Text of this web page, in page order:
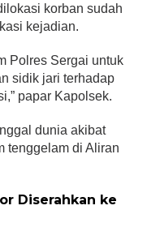
korban sudah
kejadian.
Polres Sergai untuk
sidik jari terhadap
papar Kapolsek.
dunia akibat
tenggelam di Aliran
Diserahkan ke